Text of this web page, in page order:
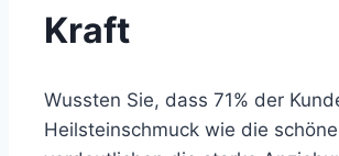
Kraft
Wussten Sie, dass 71% der
Heilsteinschmuck wie die